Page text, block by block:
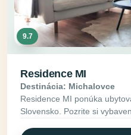
9.7
Residence MI
Destinácia: Michalovce
Residence MI ponúka
Slovensko. Pozrite si